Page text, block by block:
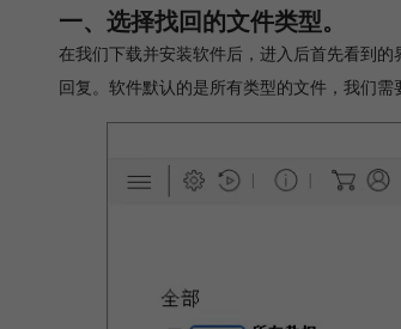
一、选择找回的文件类型。
在我们下载并安装软件后，进入后首先看到
回复。软件默认的是所有类型的文件，我们